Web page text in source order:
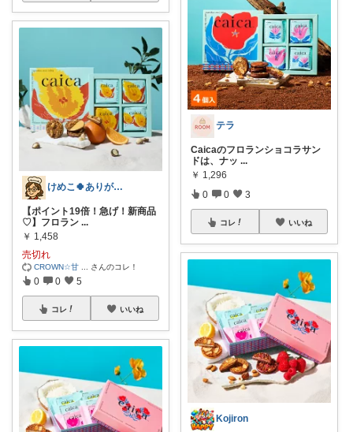
けめこ🍀ありがとうございます🤭💕
【ポイント19倍！急げ！新商品
♡】フロラン ...
￥ 1,458
売切れ
CROWN☆甘 さんのコレ！
0 0 5
コレ いいね
テラ
Caicaのフロランショコラサン
ドは、ナッ ...
￥ 1,296
0 0 3
コレ いいね
Kojiron